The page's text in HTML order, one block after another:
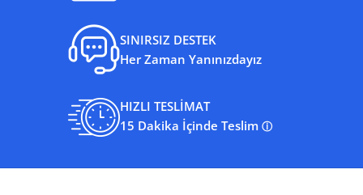
SINIRSIZ DESTEK
Her Zaman Yanınızdayız
HIZLI TESLİMAT
15 Dakika İçinde Teslim ⓘ